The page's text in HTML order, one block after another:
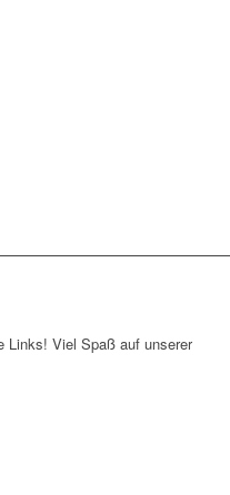
Links! Viel Spaß auf unserer